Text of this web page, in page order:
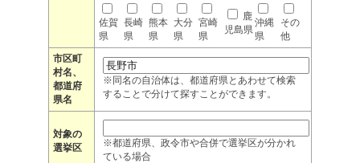
佐賀
県
長崎
県
熊本
県
大分
県
宮崎
県
鹿
児島県
沖縄
県
その
他
市区町
村名、
都道府
県名
※同名の自治体は、都道府県とあわせて検索
することで分けて探すことができます。
対象の
選挙区
※都道府県、政令市や合併で選挙区が分かれ
ている場合